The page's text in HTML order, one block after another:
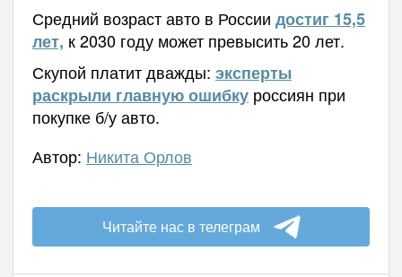
Средний возраст авто в России достиг 15,5
лет, к 2030 году может превысить 20 лет.
Скупой платит дважды: эксперты
раскрыли главную ошибкуроссиян при
покупке б/у авто.
Автор: Никита Орлов
Читайте нас в телеграм